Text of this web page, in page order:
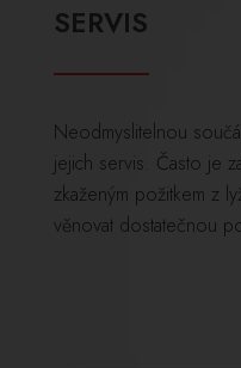
SERVIS
Neodmyslitelnou
jejich servis. Často je
zkaženým požitkem z
věnovat dostatečnou